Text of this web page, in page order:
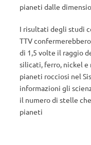
pianeti dalle
I risultati degli studi
TTV
di 1,5 volte il raggio
silicati, ferro, nickel e
pianeti rocciosi nel
informazioni gli
il numero di stelle
pianeti